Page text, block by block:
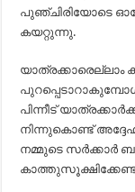
പുഞ്ചിരിയോടെ
കയറ്റുന്നു.
പിന്നീട്
നിന്നുകൊണ്ട്
നമ്മുടെ സർക്കാർ